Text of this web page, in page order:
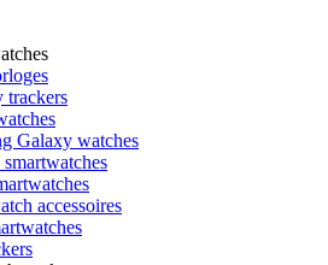
trackers
Galaxy watches
accessoires